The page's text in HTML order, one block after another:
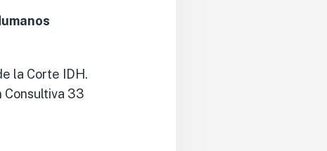
la Corte IDH.
Consultiva 33